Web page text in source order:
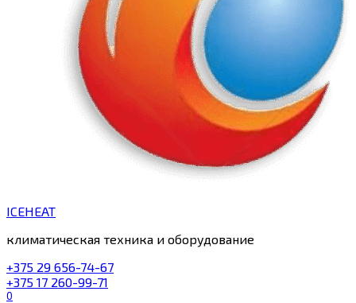
ICEHEAT
климатическая техника и оборудование
+375 29 656-74-67
+375 17 260-99-71
0